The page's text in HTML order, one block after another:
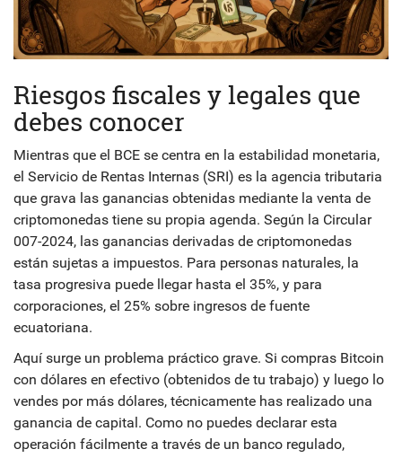
Riesgos fiscales y legales que
debes conocer
Mientras que el BCE se centra en la estabilidad monetaria,
el Servicio de Rentas Internas (SRI) es la agencia tributaria
que grava las ganancias obtenidas mediante la venta de
criptomonedas tiene su propia agenda. Según la Circular
007-2024, las ganancias derivadas de criptomonedas
están sujetas a impuestos. Para personas naturales, la
tasa progresiva puede llegar hasta el 35%, y para
corporaciones, el 25% sobre ingresos de fuente
ecuatoriana.
Aquí surge un problema práctico grave. Si compras Bitcoin
con dólares en efectivo (obtenidos de tu trabajo) y luego lo
vendes por más dólares, técnicamente has realizado una
ganancia de capital. Como no puedes declarar esta
operación fácilmente a través de un banco regulado,